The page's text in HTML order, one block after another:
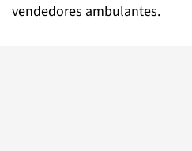
vendedores ambulantes.